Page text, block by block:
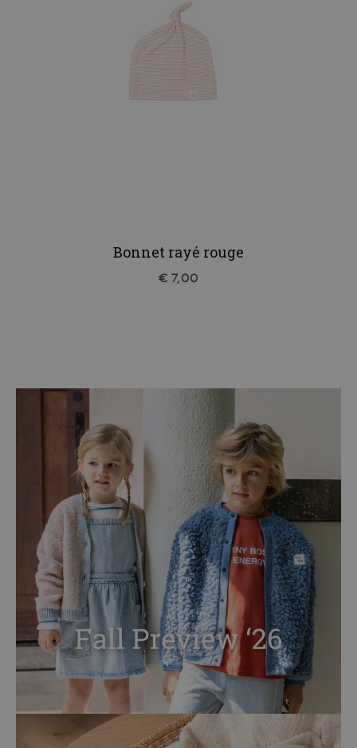
Bonnet rayé rouge
€ 7,00